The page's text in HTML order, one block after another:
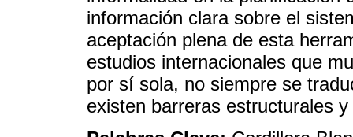
información clara sobre el
aceptación plena de esta
estudios internacionales que
por sí sola, no siempre se
existen barreras estructurales